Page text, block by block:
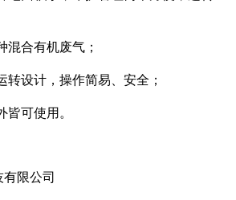
混合有机废气；
转设计，操作简易、安全；
皆可使用。
限公司